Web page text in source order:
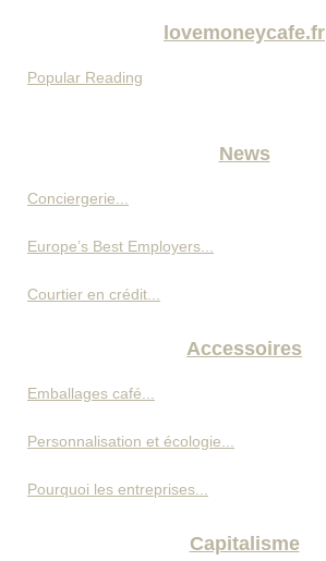
lovemoneycafe.fr
Popular Reading
News
Conciergerie...
Europe’s Best Employers...
Courtier en crédit...
Accessoires
Emballages café...
Personnalisation et écologie...
Pourquoi les entreprises...
Capitalisme